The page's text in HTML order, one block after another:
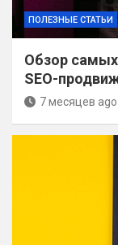
ПОЛЕЗНЫЕ СТАТЬИ
Обзор
SEO-
7 месяцев ago